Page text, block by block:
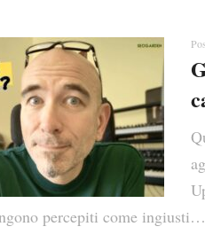
percepiti come ingiusti…